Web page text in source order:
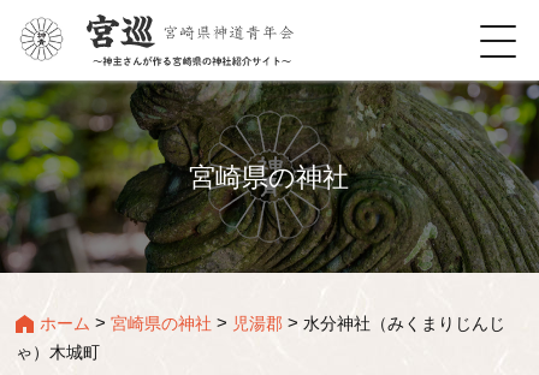
宮崎県の神社
ホーム >宮崎県の神社 > 児湯郡 >水分神社（みくまりじんじ
ゃ）木城町